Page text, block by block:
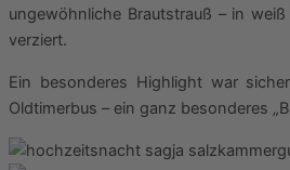
ungewöhnliche Brautstrauß – in
verziert.
Ein besonderes Highlight war
Oldtimerbus – ein ganz besonderes